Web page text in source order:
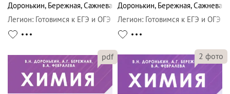
Доронькин, Бережная,Сажнева
Легион: Готовимся к ЕГЭ и ОГЭ
Доронькин, Бережная,Сажнева
Легион: Готовимся к ЕГЭ и ОГЭ
pdf 2 фото